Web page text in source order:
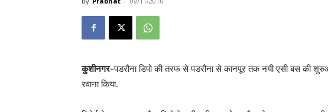
कुशीनगर-पडरौना डिपो की तरफ से पडरौना से कानपूर तक नयी एसी बस की
रवाना किया.